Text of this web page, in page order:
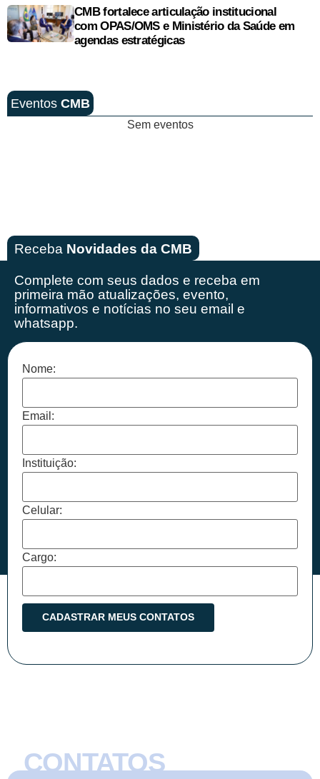
CMB fortalece articulação institucional
com OPAS/OMS e Ministério da Saúde em
agendas estratégicas
Eventos CMB
Sem eventos
Receba Novidades da CMB
Complete com seus dados e receba em
primeira mão atualizações, evento,
informativos e notícias no seu email e
whatsapp.
Nome:
Email:
Instituição:
Celular:
Cargo:
CONTATOS